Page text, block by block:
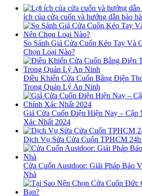
ích của cửa cuốn và hướng dẫn bảo
So Sánh Giá Cửa Cuốn Kéo Tay Và
Chọn Loại Nào?
Điều Khiển Cửa Cuốn Bằng Điện
Trong Quản Lý An Ninh
Giá Cửa Cuốn Điện Hiện Nay – Cập
Xác Nhất 2024
Dịch Vụ Sửa Cửa Cuốn TPHCM
Cửa Cuốn Austdoor: Giải Pháp Bảo
Nhà